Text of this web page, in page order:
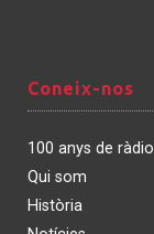
Coneix-
nos
Coneix-nos
100 anys de ràdio
Qui som
Història